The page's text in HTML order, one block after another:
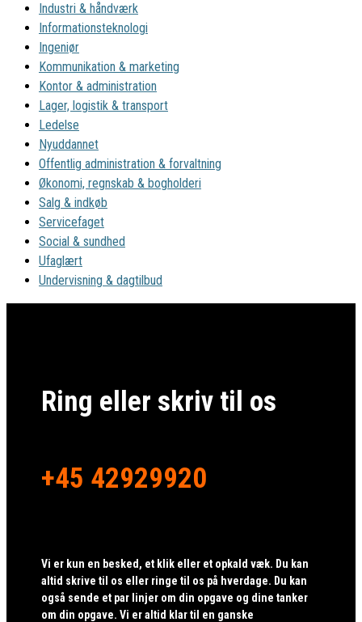
Industri & håndværk
Informationsteknologi
Ingeniør
Kommunikation & marketing
Kontor & administration
Lager, logistik & transport
Ledelse
Nyuddannet
Offentlig administration & forvaltning
Økonomi, regnskab & bogholderi
Salg & indkøb
Servicefaget
Social & sundhed
Ufaglært
Undervisning & dagtilbud
Ring eller skriv til os
+45 42929920
Vi er kun en besked, et klik eller et opkald væk. Du kan
altid skrive til os eller ringe til os på hverdage. Du kan
også sende et par linjer om din opgave og dine tanker
om din opgave. Vi er altid klar til en ganske